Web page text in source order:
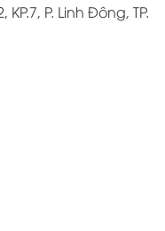
P. Linh Đông, TP.